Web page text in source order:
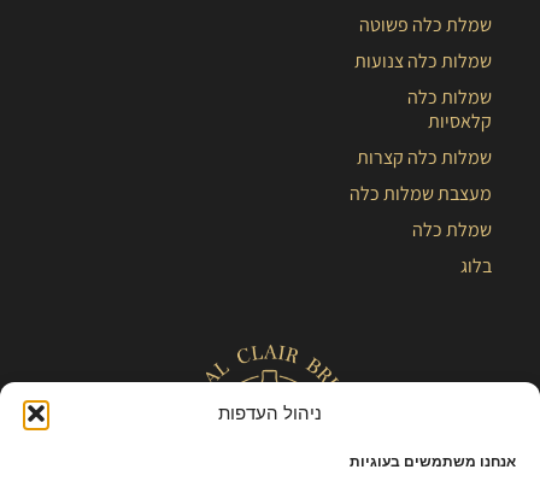
ניהול העדפות
אנחנו משתמשים בעוגיות
שמלת כלה פשוטה
שמלות כלה צנועות
שמלות כלה
קלאסיות
שמלות כלה קצרות
מעצבת שמלות כלה
שמלת כלה
בלוג